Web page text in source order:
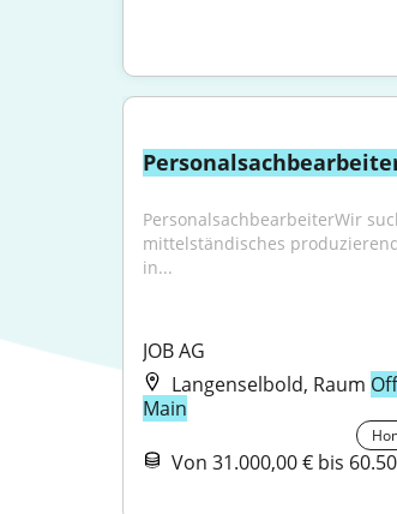
PersonalsachbearbeiterWir
mittelständisches
in...
JOB AG
Langenselbold, Raum
Main
Von 31.000,00 € bis